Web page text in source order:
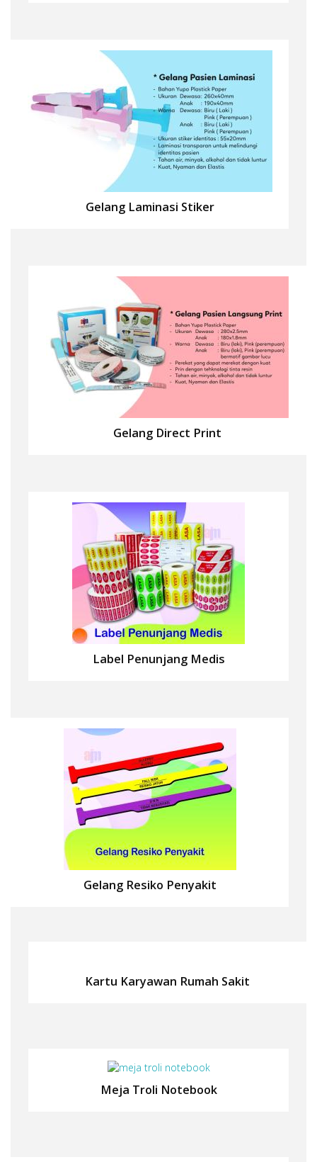
Gelang Laminasi Stiker
Gelang Direct Print
Label Penunjang Medis
Gelang Resiko Penyakit
Kartu Karyawan Rumah Sakit
Meja Troli Notebook